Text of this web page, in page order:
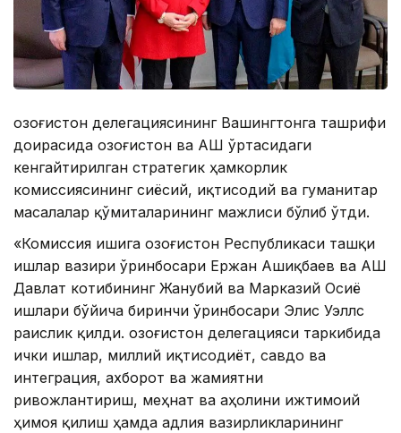
Қозоғистон делегациясининг Вашингтонга ташрифи
доирасида Қозоғистон ва АҚШ ўртасидаги
кенгайтирилган стратегик ҳамкорлик
комиссиясининг сиёсий, иқтисодий ва гуманитар
масалалар қўмиталарининг мажлиси бўлиб ўтди.
«Комиссия ишига Қозоғистон Республикаси ташқи
ишлар вазири ўринбосари Ержан Ашиқбаев ва АҚШ
Давлат котибининг Жанубий ва Марказий Осиё
ишлари бўйича биринчи ўринбосари Элис Уэллс
раислик қилди. Қозоғистон делегацияси таркибида
ички ишлар, миллий иқтисодиёт, савдо ва
интеграция, ахборот ва жамиятни
ривожлантириш, меҳнат ва аҳолини ижтимоий
ҳимоя қилиш ҳамда адлия вазирликларининг